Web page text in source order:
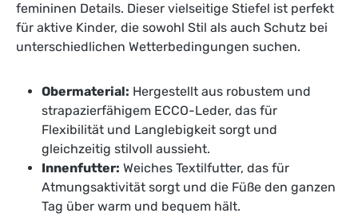
femininen Details. Dieser vielseitige Stiefel ist perfekt
für aktive Kinder, die sowohl Stil als auch Schutz bei
unterschiedlichen Wetterbedingungen suchen.
Obermaterial: Hergestellt aus robustem und
strapazierfähigem ECCO-Leder, das für
Flexibilität und Langlebigkeit sorgt und
gleichzeitig stilvoll aussieht.
Innenfutter: Weiches Textilfutter, das für
Atmungsaktivität sorgt und die Füße den ganzen
Tag über warm und bequem hält.